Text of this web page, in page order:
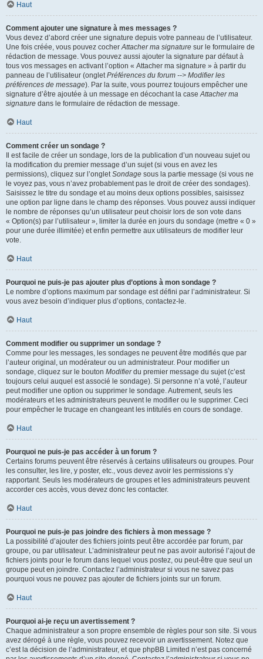
Haut
Comment ajouter une signature à mes messages ?
Vous devez d’abord créer une signature depuis votre panneau de l’utilisateur.
Une fois créée, vous pouvez cocherAttacher ma signature sur le formulaire de
rédaction de message. Vous pouvez aussi ajouter la signature par défaut à
tous vos messages en activant l’option « Attacher ma signature » à partir du
panneau de l’utilisateur (ongletPréférences du forum --> Modifier les
préférences de message). Par la suite, vous pourrez toujours empêcher une
signature d’être ajoutée à un message en décochant la caseAttacher ma
signature dans le formulaire de rédaction de message.
Haut
Comment créer un sondage ?
Il est facile de créer un sondage, lors de la publication d’un nouveau sujet ou
la modification du premier message d’un sujet (si vous en avez les
permissions), cliquez sur l’ongletSondage sous la partie message (si vous ne
le voyez pas, vous n’avez probablement pas le droit de créer des sondages).
Saisissez le titre du sondage et au moins deux options possibles, saisissez
une option par ligne dans le champ des réponses. Vous pouvez aussi indiquer
le nombre de réponses qu’un utilisateur peut choisir lors de son vote dans
« Option(s) par l’utilisateur », limiter la durée en jours du sondage (mettre « 0 »
pour une durée illimitée) et enfin permettre aux utilisateurs de modifier leur
vote.
Haut
Pourquoi ne puis-je pas ajouter plus d’options à mon sondage ?
Le nombre d’options maximum par sondage est défini par l’administrateur. Si
vous avez besoin d’indiquer plus d’options, contactez-le.
Haut
Comment modifier ou supprimer un sondage ?
Comme pour les messages, les sondages ne peuvent être modifiés que par
l’auteur original, un modérateur ou un administrateur. Pour modifier un
sondage, cliquez sur le bouton Modifierdu premier message du sujet (c’est
toujours celui auquel est associé le sondage). Si personne n’a voté, l’auteur
peut modifier une option ou supprimer le sondage. Autrement, seuls les
modérateurs et les administrateurs peuvent le modifier ou le supprimer. Ceci
pour empêcher le trucage en changeant les intitulés en cours de sondage.
Haut
Pourquoi ne puis-je pas accéder à un forum ?
Certains forums peuvent être réservés à certains utilisateurs ou groupes. Pour
les consulter, les lire, y poster, etc., vous devez avoir les permissions s’y
rapportant. Seuls les modérateurs de groupes et les administrateurs peuvent
accorder ces accès, vous devez donc les contacter.
Haut
Pourquoi ne puis-je pas joindre des fichiers à mon message ?
La possibilité d’ajouter des fichiers joints peut être accordée par forum, par
groupe, ou par utilisateur. L’administrateur peut ne pas avoir autorisé l’ajout de
fichiers joints pour le forum dans lequel vous postez, ou peut-être que seul un
groupe peut en joindre. Contactez l’administrateur si vous ne savez pas
pourquoi vous ne pouvez pas ajouter de fichiers joints sur un forum.
Haut
Pourquoi ai-je reçu un avertissement ?
Chaque administrateur a son propre ensemble de règles pour son site. Si vous
avez dérogé à une règle, vous pouvez recevoir un avertissement. Notez que
c’est la décision de l’administrateur, et que phpBB Limited n’est pas concerné